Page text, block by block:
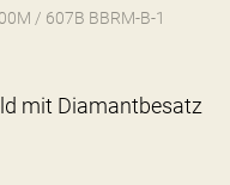
/ 607B BBRM-B-1
mit Diamantbesatz